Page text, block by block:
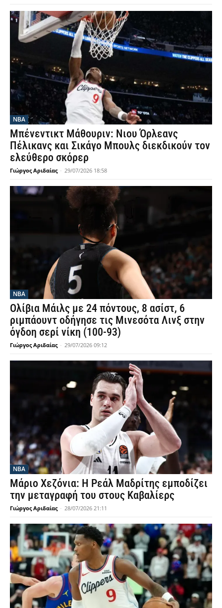
NBA
Μπένεντικτ Μάθουριν: Νιου Όρλεανς
Πέλικανς και Σικάγο Μπουλς διεκδικούν τον
ελεύθερο σκόρερ
Γιώργος Αριδαίας - 29/07/2026 18:58
NBA
Ολίβια Μάιλς με 24 πόντους, 8 ασίστ, 6
ριμπάουντ οδήγησε τις Μινεσότα Λινξ στην
όγδοη σερί νίκη (100-93)
Γιώργος Αριδαίας - 29/07/2026 09:12
NBA
Μάριο Χεζόνια: Η Ρεάλ Μαδρίτης εμποδίζει
την μεταγραφή του στους Καβαλίερς
Γιώργος Αριδαίας - 28/07/2026 21:11